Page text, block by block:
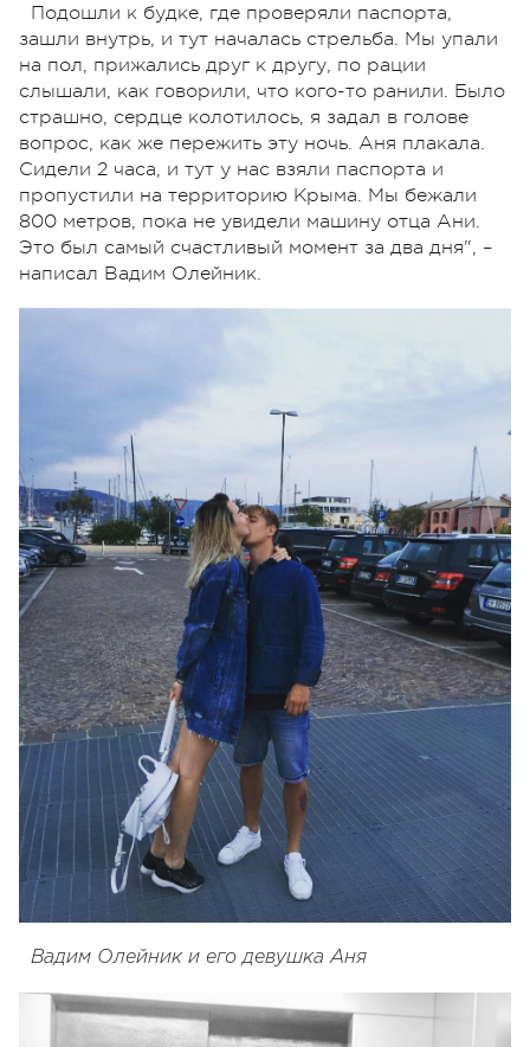
Подошли к будке, где проверяли паспорта,
зашли внутрь, и тут началась стрельба. Мы упали
на пол, прижались друг к другу, по рации
слышали, как говорили, что кого-то ранили. Было
страшно, сердце колотилось, я задал в голове
вопрос, как же пережить эту ночь. Аня плакала.
Сидели 2 часа, и тут у нас взяли паспорта и
пропустили на территорию Крыма. Мы бежали
800 метров, пока не увидели машину отца Ани.
Это был самый счастливый момент за два дня", –
написал Вадим Олейник.
Вадим Олейник и его девушка Аня